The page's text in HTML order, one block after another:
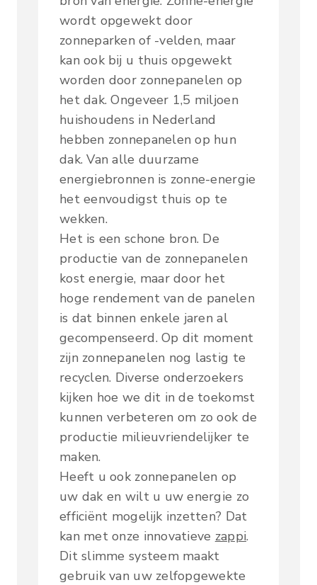
wordt opgewekt door
zonneparken of -velden, maar
kan ook bij u thuis opgewekt
worden door zonnepanelen op
het dak. Ongeveer 1,5 miljoen
huishoudens in Nederland
hebben zonnepanelen op hun
dak. Van alle duurzame
energiebronnen is zonne-energie
het eenvoudigst thuis op te
wekken.
Het is een schone bron. De
productie van de zonnepanelen
kost energie, maar door het
hoge rendement van de panelen
is dat binnen enkele jaren al
gecompenseerd. Op dit moment
zijn zonnepanelen nog lastig te
recyclen. Diverse onderzoekers
kijken hoe we dit in de toekomst
kunnen verbeteren om zo ook de
productie milieuvriendelijker te
maken.
Heeft u ook zonnepanelen op
uw dak en wilt u uw energie zo
efficiënt mogelijk inzetten? Dat
kan met onze innovatieve zappi.
Dit slimme systeem maakt
gebruik van uw zelfopgewekte